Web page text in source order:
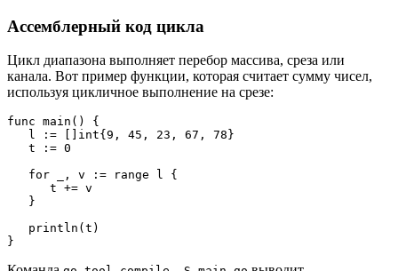
Ассемблерный код цикла
Цикл диапазона выполняет перебор массива, среза или
канала. Вот пример функции, которая считает сумму чисел,
используя цикличное выполнение на срезе:
func main() {
}